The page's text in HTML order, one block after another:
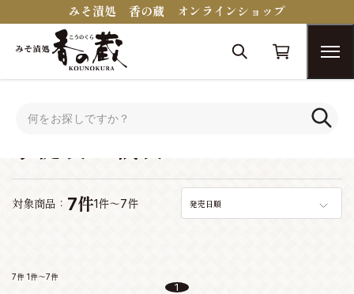
みそ漬処 香の蔵 オンラインショップ
対象商品： 7件1件～7件 発売日順
7件 1件～7件
1